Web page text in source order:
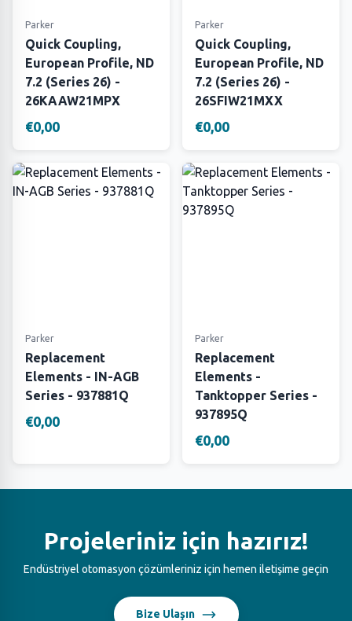
Parker
Quick Coupling,
European Profile, ND
7.2 (Series 26) -
26KAAW21MPX
€0,00
Parker
Quick Coupling,
European Profile, ND
7.2 (Series 26) -
26SFIW21MXX
€0,00
Parker
Replacement
Elements - IN-AGB
Series - 937881Q
€0,00
Parker
Replacement
Elements -
Tanktopper Series -
937895Q
€0,00
Projeleriniz için hazırız!
Endüstriyel otomasyon çözümleriniz için hemen iletişime geçin
Bize Ulaşın